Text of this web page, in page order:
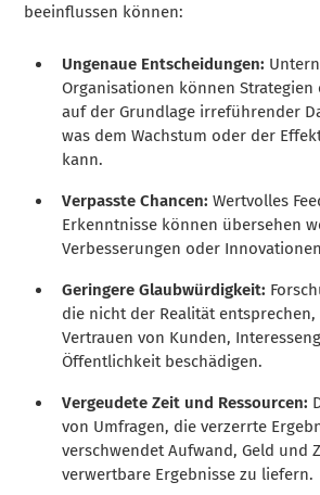
beeinflussen können:
Ungenaue Entscheidungen:
Organisationen können
auf der Grundlage irreführender
was dem Wachstum oder der
kann.
Verpasste Chancen:Wertvolles
Erkenntnisse können übersehen
Verbesserungen oder
Geringere Glaubwürdigkeit:
die nicht der Realität
Vertrauen von Kunden,
Öffentlichkeit beschädigen.
Vergeudete Zeit und Ressourcen:
von Umfragen, die verzerrte
verschwendet Aufwand, Geld und
verwertbare Ergebnisse zu liefern.